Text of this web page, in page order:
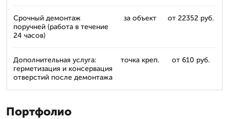
Срочный демонтаж
поручней (работа в течение
24 часов)
за объект от 22352 руб.
Дополнительная услуга:
герметизация и консервация
отверстий после демонтажа
точка креп. от 610 руб.
Портфолио